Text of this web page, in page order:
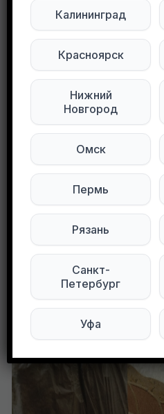
Бронь на неделю не
дороги( т к ни кто
практически).
Подписывайтесь на
Мы
Мы в ВКонтакте
Другие объявления
Калининград
Красноярск
Нижний
Новгород
Омск
Пермь
Рязань
Санкт-
Петербург
Уфа